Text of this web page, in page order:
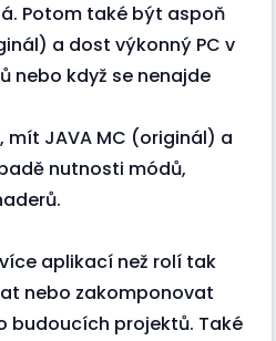
Potom také být aspoň
a dost výkonný PC v
nebo když se nenajde
mít JAVA MC (originál) a
nutnosti módů,
aplikací než rolí tak
nebo zakomponovat
budoucích projektů. Také